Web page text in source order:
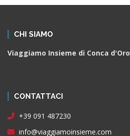
CHI SIAMO
Viaggiamo Insieme di Conca
CONTATTACI
+39 091 487230
info@viaggiamoinsieme.com